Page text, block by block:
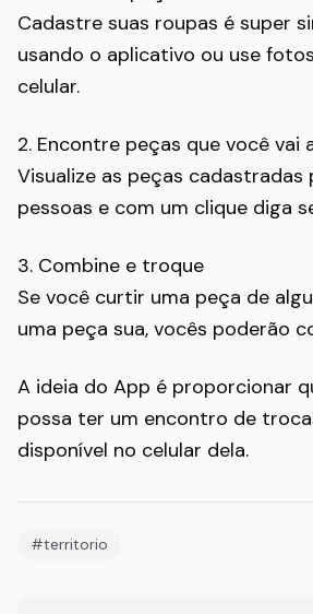
Cadastre suas roupas é super
usando o aplicativo ou use
celular.
2. Encontre peças que você vai
Visualize as peças cadastradas
pessoas e com um clique diga
3. Combine e troque
Se você curtir uma peça de
uma peça sua, vocês poderão
A ideia do App é proporcionar
possa ter um encontro de
disponível no celular dela.
#territorio